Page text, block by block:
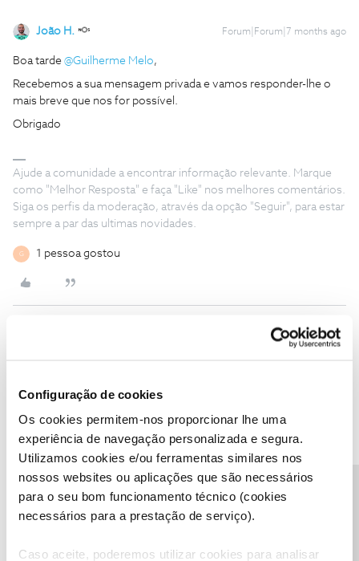
Configuração de cookies
Os cookies permitem-nos proporcionar lhe uma
experiência de navegação personalizada e segura.
Utilizamos cookies e/ou ferramentas similares nos
nossos websites ou aplicações que são necessários
para o seu bom funcionamento técnico (cookies
necessários para a prestação de serviço).
Caso aceite, poderemos utilizar cookies para analisar
João H. Forum|Forum|7 months ago
Boa tarde ​ @Guilherme Melo,
Recebemos a sua mensagem privada e vamos responder-lhe o
mais breve que nos for possível.
Obrigado
Ajude a comunidade a encontrar informação relevante. Marque
como "Melhor Resposta" e faça "Like" nos melhores comentários.
Siga os perfis da moderação, através da opção "Seguir", para estar
sempre a par das ultimas novidades.
G 1 pessoa gostou
mais breve que nos for possível.
Obrigado